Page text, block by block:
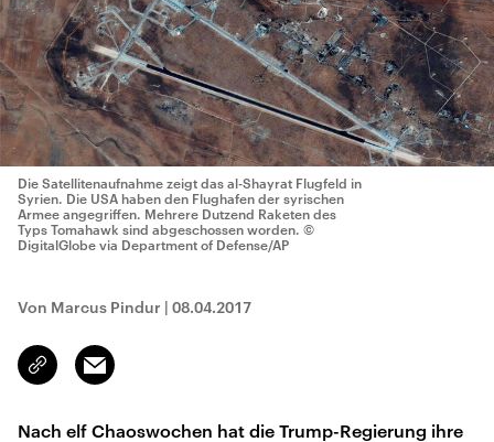
Die Satellitenaufnahme zeigt das al-Shayrat Flugfeld in
Syrien. Die USA haben den Flughafen der syrischen
Armee angegriffen. Mehrere Dutzend Raketen des
Typs Tomahawk sind abgeschossen worden. ©
DigitalGlobe via Department of Defense/AP
Von Marcus Pindur | 08.04.2017
Link
kopieren/teilen
Email
Nach elf Chaoswochen hat die Trump-Regierung ihre